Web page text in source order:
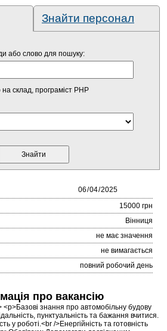
Знайти персонал
або слово для пошуку:
склад, програміст PHP
15000 грн
Вінниця
не має значення
не вимагається
повний робочий день
про вакансію
знання про автомобільну будову
пунктуальність та бажання вчитися.
у роботі.<br />Енергійність та готовність